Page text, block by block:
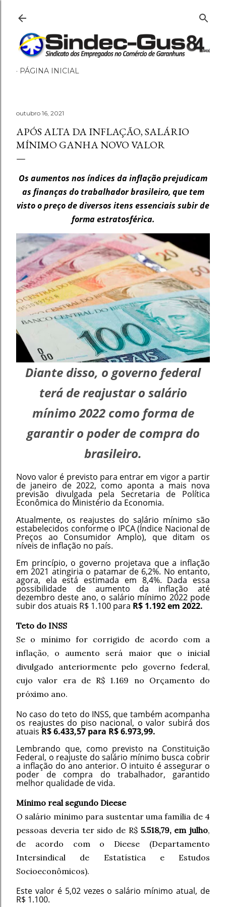
PÁGINA INICIAL
outubro 16, 2021
APÓS ALTA DA INFLAÇÃO, SALÁRIO
MÍNIMO GANHA NOVO VALOR
Os aumentos nos índices da inflação prejudicam
as finanças do trabalhador brasileiro, que tem
visto o preço de diversos itens essenciais subir de
forma estratosférica.
Diante disso, o governo federal
terá de reajustar o salário
mínimo 2022 como forma de
garantir o poder de compra do
brasileiro.
Novo valor é previsto para entrar em vigor a partir
de janeiro de 2022, como aponta a mais nova
previsão divulgada pela Secretaria de Política
Econômica do Ministério da Economia.
Atualmente, os reajustes do salário mínimo são
estabelecidos conforme o IPCA (Índice Nacional de
Preços ao Consumidor Amplo), que ditam os
níveis de inflação no país.
Em princípio, o governo projetava que a inflação
em 2021 atingiria o patamar de 6,2%. No entanto,
agora, ela está estimada em 8,4%. Dada essa
possibilidade de aumento da inflação até
dezembro deste ano, o salário mínimo 2022 pode
subir dos atuais R$ 1.100 para R$ 1.192 em 2022.
Teto do INSS
Se o mínimo for corrigido de acordo com a
inflação, o aumento será maior que o inicial
divulgado anteriormente pelo governo federal,
cujo valor era de R$ 1.169 no Orçamento do
próximo ano.
No caso do teto do INSS, que também acompanha
os reajustes do piso nacional, o valor subirá dos
atuaisR$ 6.433,57 para R$ 6.973,99.
Lembrando que, como previsto na Constituição
Federal, o reajuste do salário mínimo busca cobrir
a inflação do ano anterior. O intuito é assegurar o
poder de compra do trabalhador, garantido
melhor qualidade de vida.
Mínimo real segundo Dieese
O salário mínimo para sustentar uma família de 4
pessoas deveria ter sido de R$ 5.518,79, em julho,
de acordo com o Dieese (Departamento
Intersindical de Estatística e Estudos
Socioeconômicos).
Este valor é 5,02 vezes o salário mínimo atual, de
R$ 1.100.